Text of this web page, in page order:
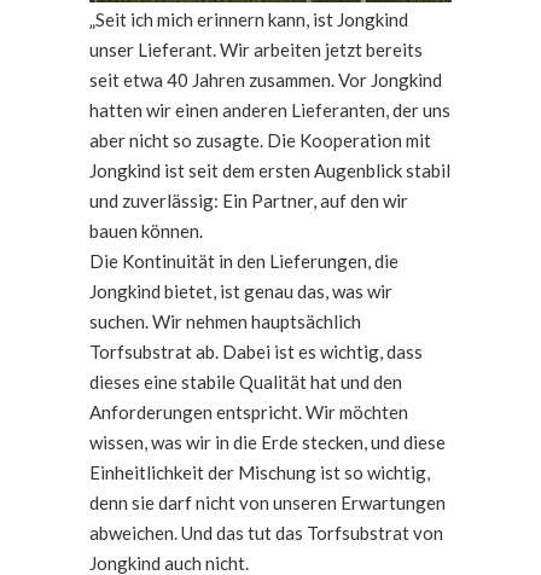
„Seit ich mich erinnern kann, ist Jongkind
unser Lieferant. Wir arbeiten jetzt bereits
seit etwa 40 Jahren zusammen. Vor Jongkind
hatten wir einen anderen Lieferanten, der uns
aber nicht so zusagte. Die Kooperation mit
Jongkind ist seit dem ersten Augenblick stabil
und zuverlässig: Ein Partner, auf den wir
bauen können.
Die Kontinuität in den Lieferungen, die
Jongkind bietet, ist genau das, was wir
suchen. Wir nehmen hauptsächlich
Torfsubstrat ab. Dabei ist es wichtig, dass
dieses eine stabile Qualität hat und den
Anforderungen entspricht. Wir möchten
wissen, was wir in die Erde stecken, und diese
Einheitlichkeit der Mischung ist so wichtig,
denn sie darf nicht von unseren Erwartungen
abweichen. Und das tut das Torfsubstrat von
Jongkind auch nicht.